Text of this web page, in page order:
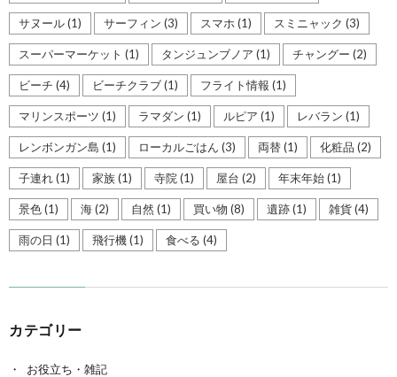
サヌール(1) サーフィン (3) スマホ (1) スミニャック (3)
スーパーマーケット (1) タンジュンブノア (1) チャングー (2)
ビーチ (4) ビーチクラブ(1) フライト情報 (1)
マリンスポーツ (1) ラマダン (1) ルピア (1) レバラン (1)
レンボンガン島 (1) ローカルごはん (3) 両替(1) 化粧品 (2)
子連れ(1) 家族(1) 寺院 (1) 屋台 (2) 年末年始(1)
景色(1) 海(2) 自然(1) 買い物 (8) 遺跡(1) 雑貨(4)
雨の日 (1) 飛行機(1) 食べる (4)
カテゴリー
お役立ち・雑記